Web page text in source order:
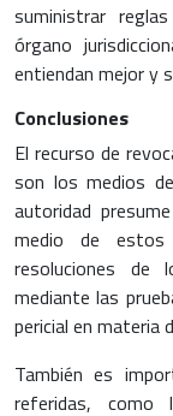
suministrar
órgano
entiendan mejor y
Conclusiones
El recurso de
son los medios
autoridad
medio de estos
resoluciones de
mediante las
pericial en materia
También es
referidas, como